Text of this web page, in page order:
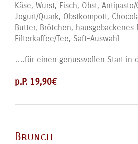
Käse, Wurst, Fisch, Obst, Antipasto/
Jogurt/Quark, Obstkompott,
Butter, Brötchen, hausgebackenes
Filterkaffee/Tee, Saft-Auswahl
….für einen genussvollen Start
p.P. 19,90€
Brunch